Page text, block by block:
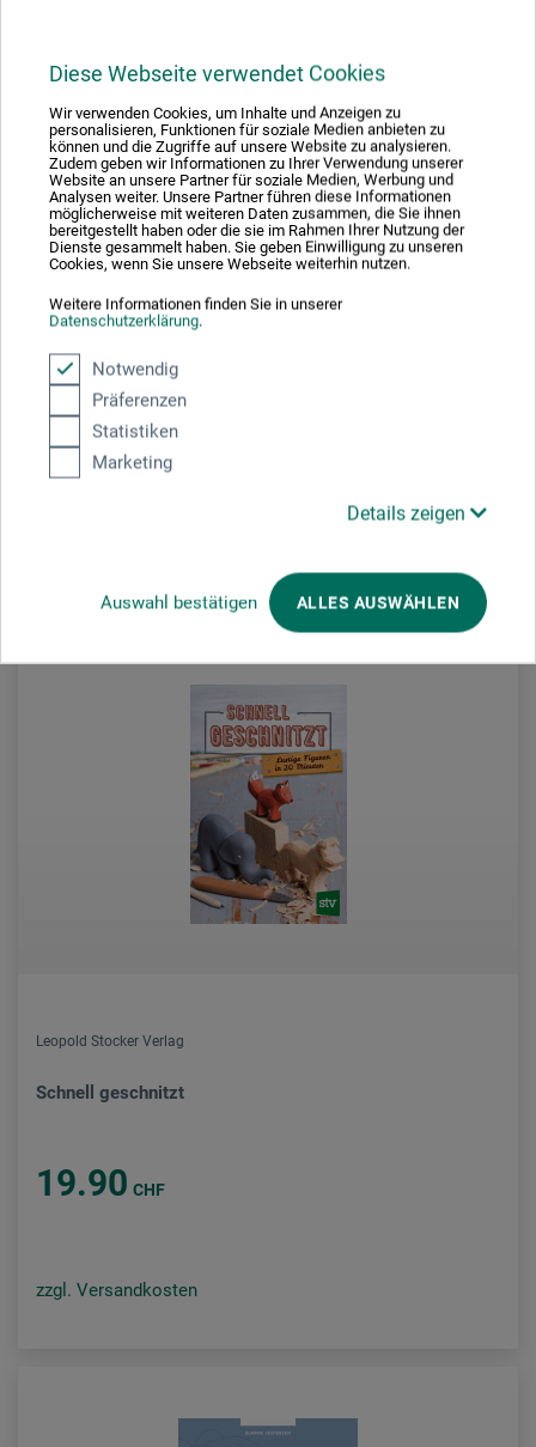
Diese Webseite verwendet Cookies
Wir verwenden Cookies, um Inhalte und Anzeigen zu
personalisieren, Funktionen für soziale Medien anbieten zu
können und die Zugriffe auf unsere Website zu analysieren.
Zudem geben wir Informationen zu Ihrer Verwendung unserer
Website an unsere Partner für soziale Medien, Werbung und
Analysen weiter. Unsere Partner führen diese Informationen
möglicherweise mit weiteren Daten zusammen, die Sie ihnen
bereitgestellt haben oder die sie im Rahmen Ihrer Nutzung der
Dienste gesammelt haben. Sie geben Einwilligung zu unseren
Cookies, wenn Sie unsere Webseite weiterhin nutzen.
Weitere Informationen finden Sie in unserer
Datenschutzerklärung.
Notwendig
Präferenzen
Statistiken
Marketing
Details zeigen
Auswahl bestätigen ALLES AUSWÄHLEN
Rockelmedia Verlag
Eindrückformen
49.50 CHF
Leopold Stocker Verlag
Schnell geschnitzt
19.90 CHF
zzgl. Versandkosten